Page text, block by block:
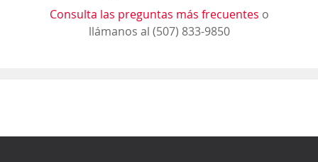
Consulta las preguntas más frecuentes o
llámanos al (507) 833-9850